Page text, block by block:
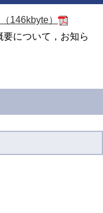
146kbyte）
について，お知ら